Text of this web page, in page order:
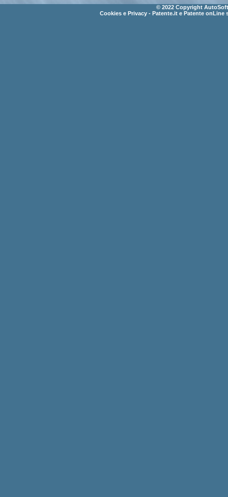
© 2022 Copyright
Cookies e Privacy - Patente.it e Patente onLine